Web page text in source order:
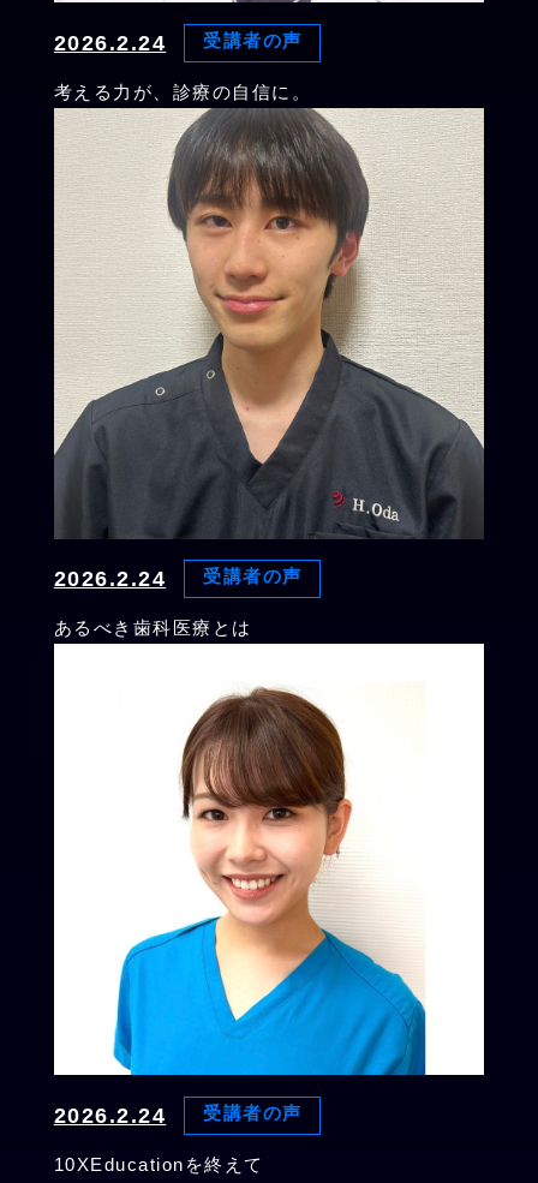
2026.2.24 受講者の声
考える力が、診療の自信に。
2026.2.24 受講者の声
あるべき歯科医療とは
2026.2.24 受講者の声
10XEducationを終えて